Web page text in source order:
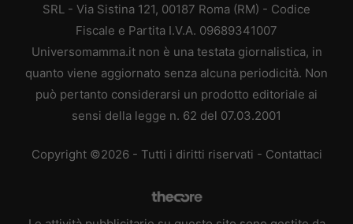
SRL - Via Sistina 121, 00187 Roma (RM) - Codice
Fiscale e Partita I.V.A. 09689341007
Universomamma.it non è una testata giornalistica, in
quanto viene aggiornato senza alcuna periodicità. Non
può pertanto considerarsi un prodotto editoriale ai
sensi della legge n. 62 del 07.03.2001
Copyright ©2026 - Tutti i diritti riservati - Contattaci